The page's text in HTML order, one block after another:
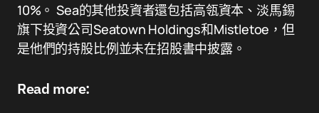
10%。 Sea的其他投資者還包括高瓴資本、淡馬錫
旗下投資公司Seatown Holdings和Mistletoe，但
是他們的持股比例並未在招股書中披露。
Read more: